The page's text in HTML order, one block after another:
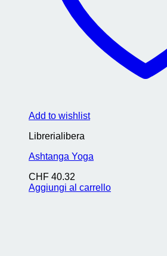
Add to wishlist
Librerialibera
Ashtanga Yoga
CHF 40.32
Aggiungi al carrello